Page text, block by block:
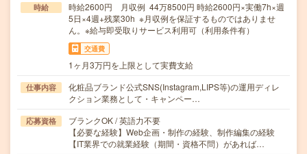
時給
時給2600円 月収例 44万8500円 時給2600円×実働7h×週
5日×4週+残業30h ※月収例を保証するものではありませ
ん。※給与即受取りサービス利用可（利用条件有）
交通費
1ヶ月3万円を上限として実費支給
仕事内容
化粧品ブランド公式SNS(Instagram,LIPS等)の運用ディレ
クション業務として・キャンペー…
応募資格
ブランクOK / 英語力不要
【必要な経験】Web企画・制作の経験、制作編集の経験
【IT業界での就業経験（期間・資格不問）があれば…